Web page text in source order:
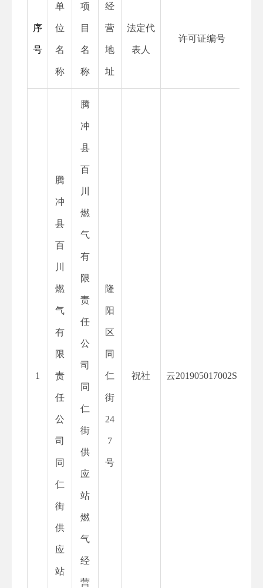
序
号
单
位
名
称
项
目
名
称
经
营
地
址
法定代
表人
许可证编号
1
腾
冲
县
百
川
燃
气
有
限
责
任
公
司
同
仁
街
供
应
站
腾
冲
县
百
川
燃
气
有
限
责
任
公
司
同
仁
街
供
应
站
燃
气
经
营
隆
阳
区
同
仁
街
24
7
号
祝社 云201905017002S